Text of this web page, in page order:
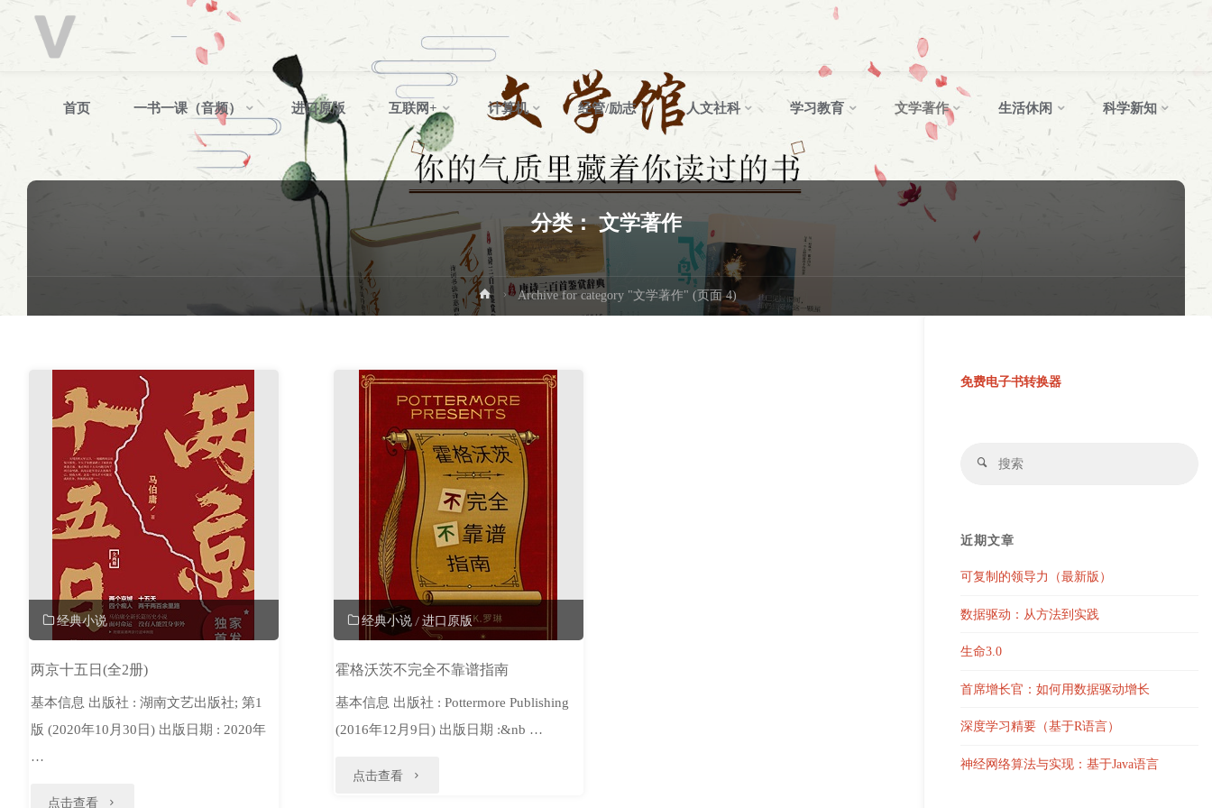
转
首页 一书一课（音频） 进口原版 互联网+ 计算机 经管/励志 人文社科 学习教育 文学著作 生活休闲 科学新知
分类：文学著作
首
页
Archive for category "文学著作" (页面 4)
经典小说
两京十五日(全2册)
基本信息 出版社 : 湖南文艺出版社; 第1
版 (2020年10月30日) 出版日期 : 2020年
…
点击查看 "两
经典小说 /进口原版
霍格沃茨不完全不靠谱指南
基本信息 出版社 : Pottermore Publishing
(2016年12月9日) 出版日期 :&nb …
点击查看 "霍
免费电子书转换器
搜
近期文章
可复制的领导力（最新版）
数据驱动：从方法到实践
生命3.0
首席增长官：如何用数据驱动增长
深度学习精要（基于R语言）
神经网络算法与实现：基于Java语言